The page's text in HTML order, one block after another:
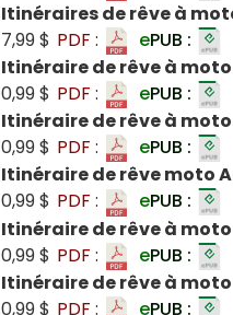
Itinéraires de rêve à
7,99 $ PDF : ePUB :
Itinéraire de rêve à
0,99 $ PDF : ePUB :
Itinéraire de rêve à
0,99 $ PDF : ePUB :
Itinéraire de rêve moto
0,99 $ PDF : ePUB :
Itinéraire de rêve à
0,99 $ PDF : ePUB :
Itinéraire de rêve à
0,99 $ PDF : ePUB :